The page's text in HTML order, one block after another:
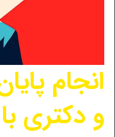
انجام
و دکتری